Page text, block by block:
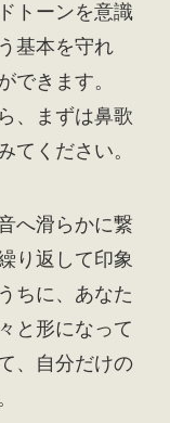
トーンを意識
基本を守れ
できます。
、まずは鼻歌
てください。
へ滑らかに繋
り返して印象
ちに、あなた
と形になって
、自分だけの